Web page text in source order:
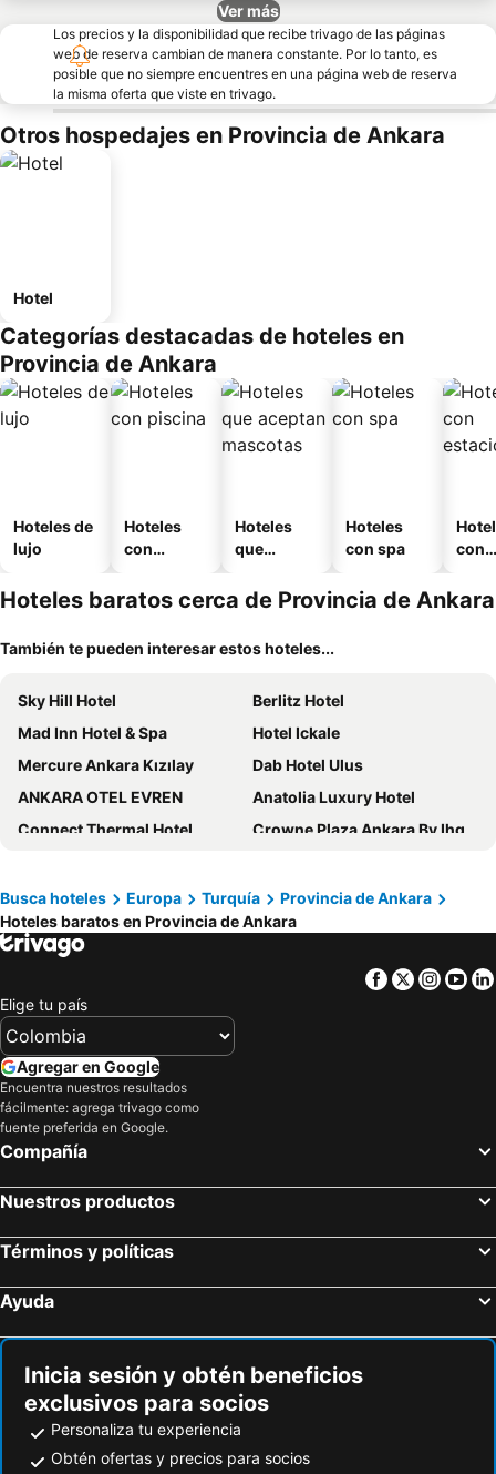
Ver más
Los precios y la disponibilidad que recibe trivago de las páginas
web de reserva cambian de manera constante. Por lo tanto, es
posible que no siempre encuentres en una página web de reserva
la misma oferta que viste en trivago.
Otros hospedajes en Provincia de Ankara
Hotel
Categorías destacadas de hoteles en
Provincia de Ankara
Hoteles de
lujo
Hoteles
con
Hoteles
que
mascotas
Hoteles
con spa
con
Hoteles baratos cerca de Provincia de Ankara
También te pueden interesar estos hoteles...
Sky Hill Hotel
Berlitz Hotel
Mad Inn Hotel & Spa
Hotel Ickale
Mercure Ankara Kızılay
Dab Hotel Ulus
ANKARA OTEL EVREN
Anatolia Luxury Hotel
Connect Thermal Hotel
Crowne Plaza Ankara By Ihg
Antik Otel
Aldino Hotel & Spa
No58hotel
Konur Hotel
CK Farabi Hotel
Downtown Ankara Hotel
Bahçelievler Hotels
New Park Hotel
Latanya Hotel Ankara
ibis Ankara Airport
Ankara Capital
The Mara Palace
PARK BUTİK
Busca hoteles Europa Turquía
Provincia de Ankara
Hoteles baratos en Provincia de Ankara
Facebook
Twitter
Elige tu país
Agregar en Google
Encuentra nuestros resultados
fácilmente: agrega trivago como
fuente preferida en Google.
Compañía
Nuestros productos
Términos y políticas
Ayuda
Inicia sesión y obtén beneficios
exclusivos para socios
Personaliza tu experiencia
Obtén ofertas y precios para socios